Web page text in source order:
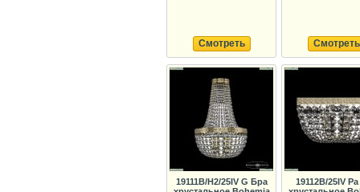
Смотреть Смотреть
19111B/H2/25IV G Бра
19112B/25IV